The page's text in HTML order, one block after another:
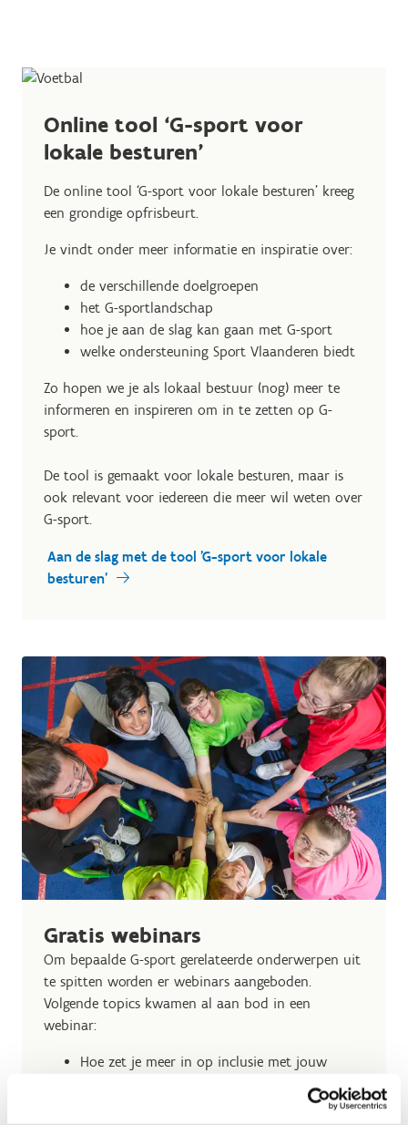
Online tool ‘G-sport voor
lokale besturen’
De online tool ‘G-sport voor lokale besturen’ kreeg
een grondige opfrisbeurt.
Je vindt onder meer informatie en inspiratie over:
de verschillende doelgroepen
het G-sportlandschap
hoe je aan de slag kan gaan met G-sport
welke ondersteuning Sport Vlaanderen biedt
Zo hopen we je als lokaal bestuur (nog) meer te
informeren en inspireren om in te zetten op G-
sport.
De tool is gemaakt voor lokale besturen, maar is
ook relevant voor iedereen die meer wil weten over
G-sport.
Aan de slag met de tool 'G-sport voor lokale
besturen'
Gratis webinars
Om bepaalde G-sport gerelateerde onderwerpen uit
te spitten worden er webinars aangeboden.
Volgende topics kwamen al aan bod in een
webinar:
Hoe zet je meer in op inclusie met jouw
sportdienst? (i.s.m. Steunpunt voor Inclusie)